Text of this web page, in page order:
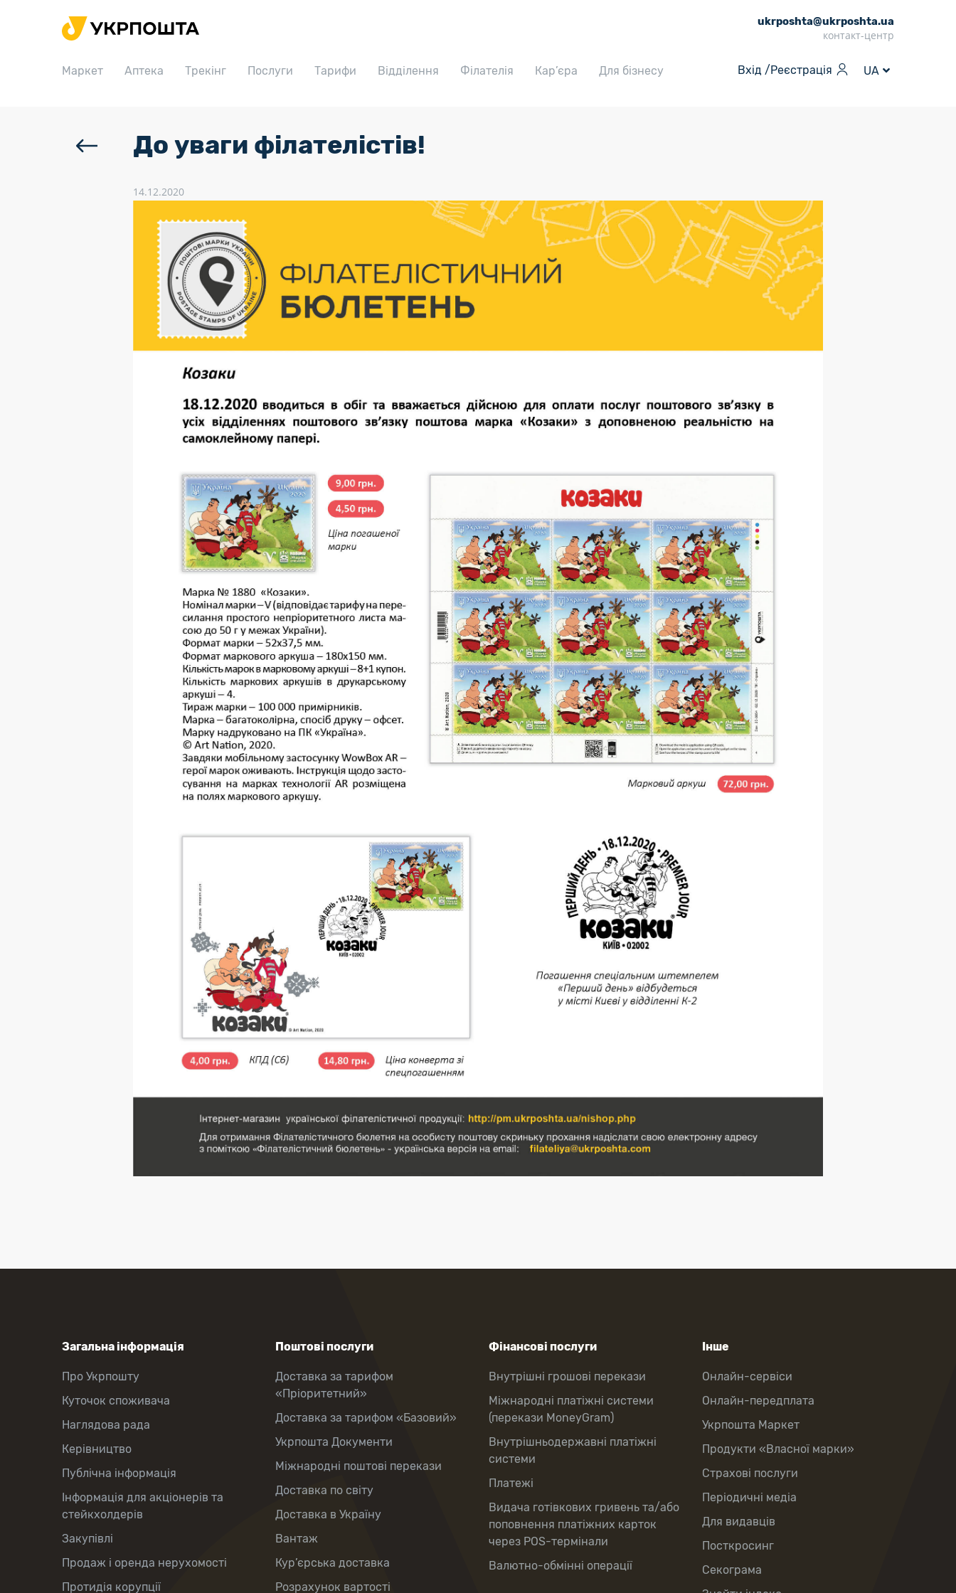
ukrposhta@ukrposhta.ua
контакт-центр
Маркет Аптека Трекінг Послуги Тарифи Відділення Філателія Кар’єра Для бізнесу Вхід /Реєстрація UA
Головна
Аптека
До уваги філателістів!
14.12.2020
Загальна інформація
Про Укрпошту
Куточок споживача
Наглядова рада
Керівництво
Публічна інформація
Інформація для акціонерів та
стейкхолдерів
Закупівлі
Продаж і оренда нерухомості
Протидія корупції
Поштові послуги
Доставка за тарифом
«Пріоритетний»
Доставка за тарифом «Базовий»
Укрпошта Документи
Міжнародні поштові перекази
Доставка по світу
Доставка в Україну
Вантаж
Кур’єрська доставка
Розрахунок вартості
Фінансові послуги
Внутрішні грошові перекази
Міжнародні платіжні системи
(перекази MoneyGram)
Внутрішньодержавні платіжні
системи
Платежі
Видача готівкових гривень та/або
поповнення платіжних карток
через POS-термінали
Валютно-обмінні операції
Інше
Онлайн-сервіси
Онлайн-передплата
Укрпошта Маркет
Продукти «Власної марки»
Страхові послуги
Періодичні медіа
Для видавців
Посткросинг
Секограма